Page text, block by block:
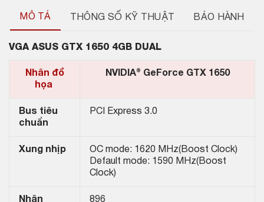
MÔ TẢ THÔNG SỐ KỸ THUẬT BẢO HÀNH
VGA ASUS GTX 1650 4GB DUAL
Nhân đồ
họa
NVIDIA® GeForce GTX 1650
Bus tiêu
chuẩn
PCI Express 3.0
Xung nhịp
OC mode: 1620 MHz(Boost Clock)
Default mode: 1590 MHz(Boost
Clock)
Nhân
896